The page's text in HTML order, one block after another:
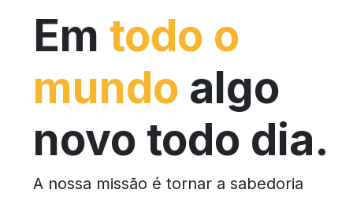
Em todo o
mundo algo
novo todo dia.
A nossa missão é tornar a sabedoria